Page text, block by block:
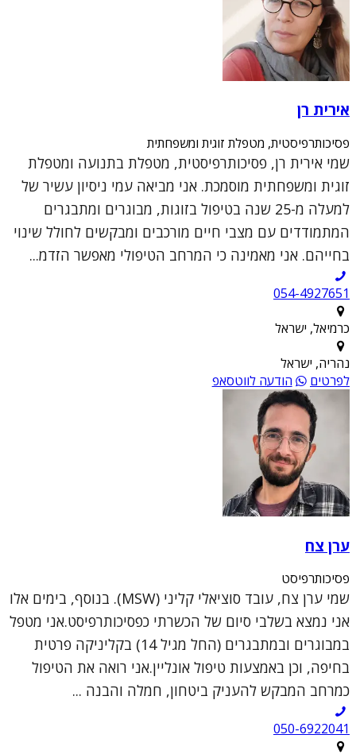
אירית רן
פסיכותרפיסטית, מטפלת זוגית ומשפחתית
שמי אירית רן, פסיכותרפיסטית, מטפלת בתנועה ומטפלת
זוגית ומשפחתית מוסמכת. אני מביאה עמי ניסיון עשיר של
למעלה מ-25 שנה בטיפול בזוגות, מבוגרים ומתבגרים
המתמודדים עם מצבי חיים מורכבים ומבקשים לחולל שינוי
בחייהם. אני מאמינה כי המרחב הטיפולי מאפשר הזדמ...
054-4927651
כרמיאל, ישראל
נהריה, ישראל
לפרטים
הודעה לווטסאפ
ערן צח
פסיכותרפיסט
שמי ערן צח, עובד סוציאלי קליני (MSW). בנוסף, בימים אלו
אני נמצא בשלבי סיום של הכשרתי כפסיכותרפיסט.אני מטפל
במבוגרים ובמתבגרים (החל מגיל 14) בקליניקה פרטית
בחיפה, וכן באמצעות טיפול אונליין.אני רואה את הטיפול
כמרחב המבקש להעניק ביטחון, חמלה והבנה ...
050-6922041